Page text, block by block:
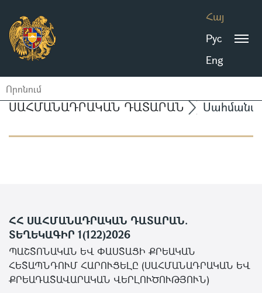
Հայ
Рус
Eng
ՍԱՀՄԱՆԱԴՐԱԿԱՆ ԴԱՏԱՐԱՆ
ՀՀ ՍԱՀՄԱՆԱԴՐԱԿԱՆ ԴԱՏԱՐԱՆ.
ՏԵՂԵԿԱԳԻՐ 1(122)2026
ՊԱՇՏՈՆԱԿԱՆ ԵՎ ՓԱՍՏԱՑԻ ՔՐԵԱԿԱՆ
ՀԵՏԱՊՆԴՈՒՄ ՀԱՐՈՒՑԵԼԸ (ՍԱՀՄԱՆԱԴՐԱԿԱՆ ԵՎ
ՔՐԵԱԴԱՏԱՎԱՐԱԿԱՆ ՎԵՐԼՈՒԾՈՒԹՅՈՒՆ)